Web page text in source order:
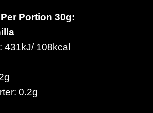
Portion 30g:
431kJ/ 108kcal
0.2g